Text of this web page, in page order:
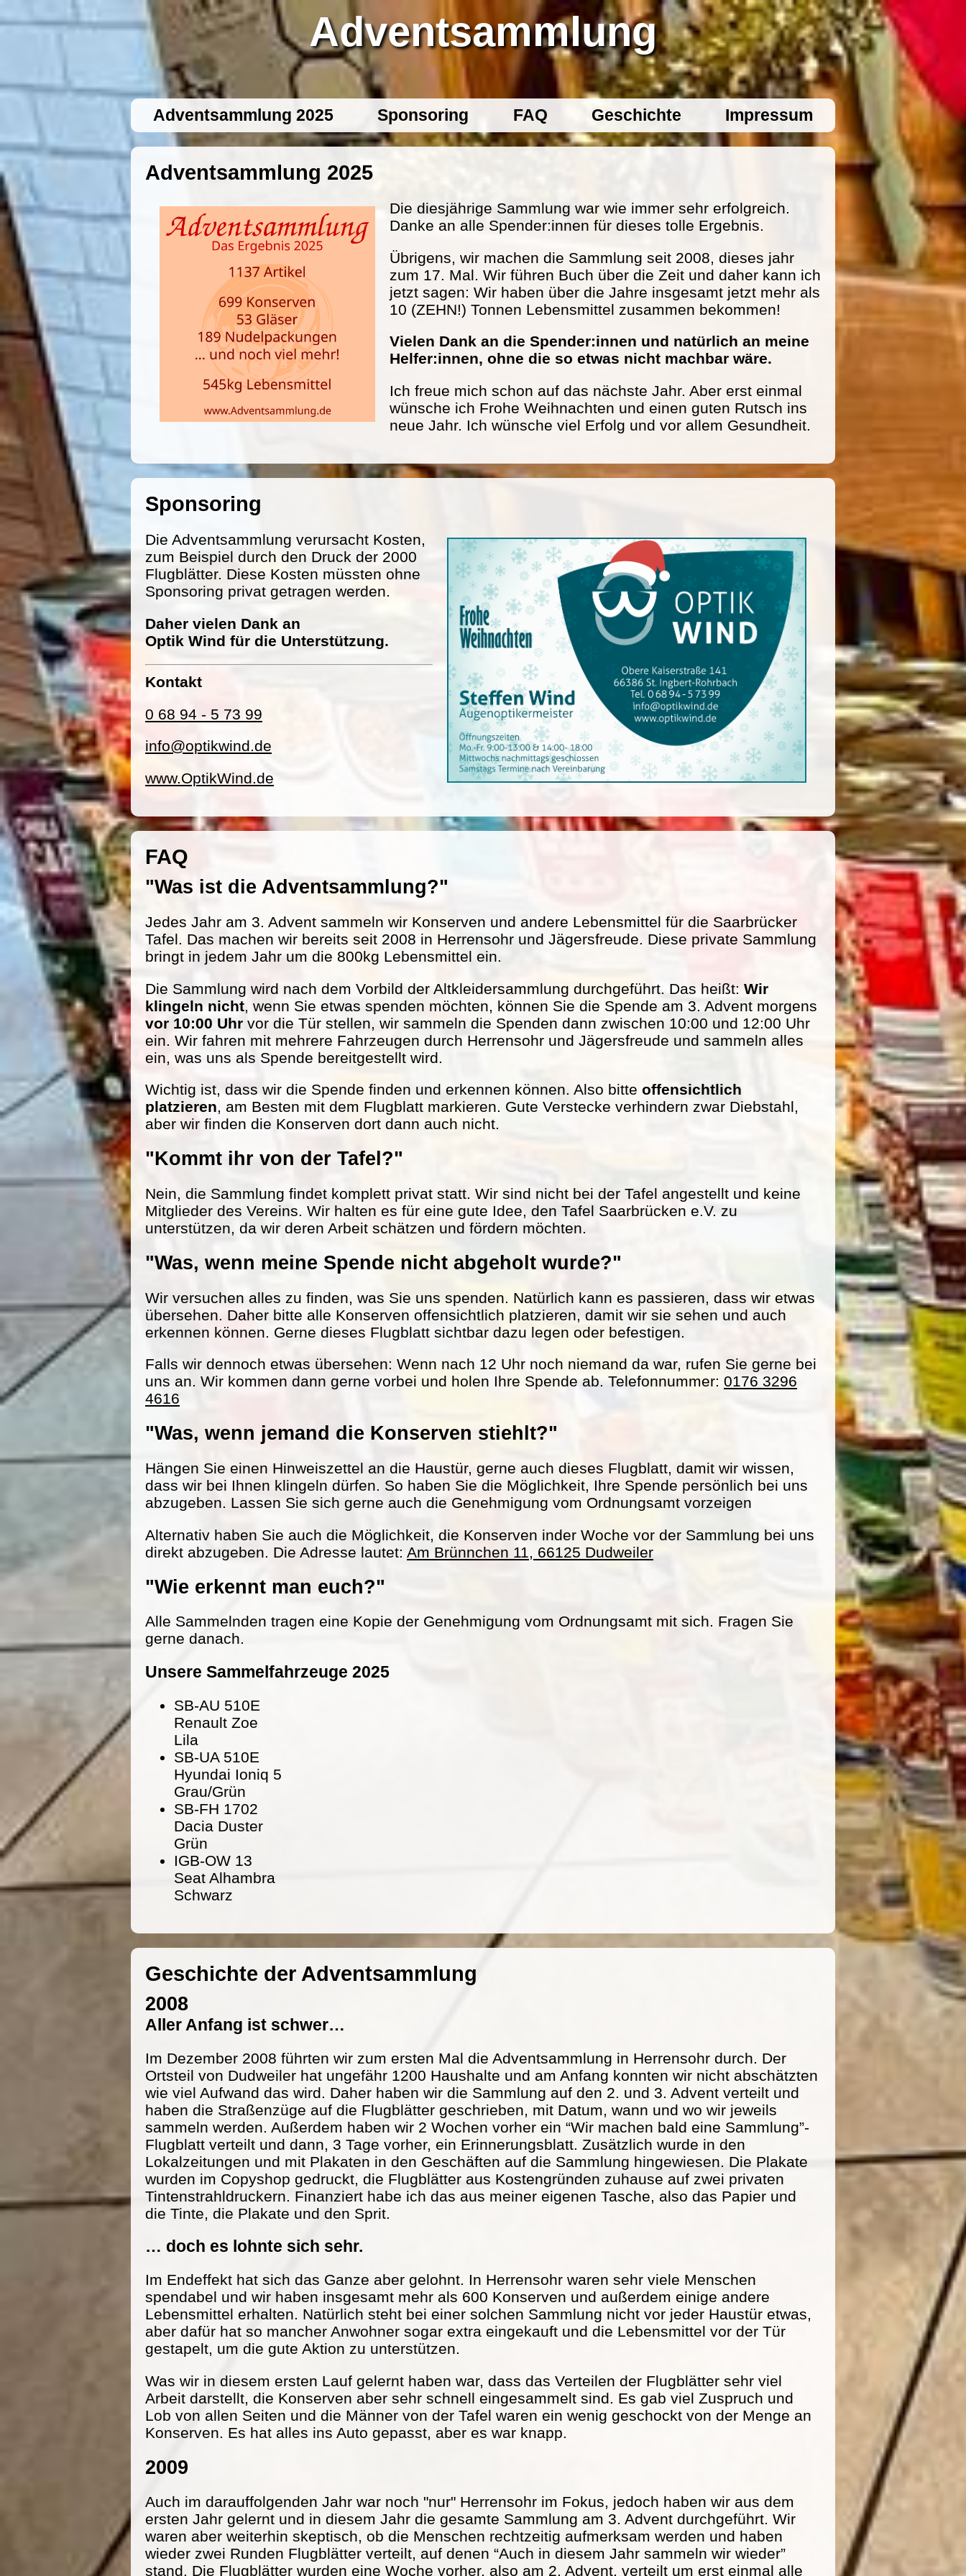
Adventsammlung
Adventsammlung 2025 Sponsoring FAQ Geschichte Impressum
Adventsammlung 2025
Die diesjährige Sammlung war wie immer sehr erfolgreich.
Danke an alle Spender:innen für dieses tolle Ergebnis.
Übrigens, wir machen die Sammlung seit 2008, dieses jahr
zum 17. Mal. Wir führen Buch über die Zeit und daher kann ich
jetzt sagen: Wir haben über die Jahre insgesamt jetzt mehr als
10 (ZEHN!) Tonnen Lebensmittel zusammen bekommen!
Vielen Dank an die Spender:innen und natürlich an meine
Helfer:innen, ohne die so etwas nicht machbar wäre.
Ich freue mich schon auf das nächste Jahr. Aber erst einmal
wünsche ich Frohe Weihnachten und einen guten Rutsch ins
neue Jahr. Ich wünsche viel Erfolg und vor allem Gesundheit.
Sponsoring
Die Adventsammlung verursacht Kosten,
zum Beispiel durch den Druck der 2000
Flugblätter. Diese Kosten müssten ohne
Sponsoring privat getragen werden.
Daher vielen Dank an
Optik Wind für die Unterstützung.
Kontakt
0 68 94 - 5 73 99
info@optikwind.de
www.OptikWind.de
FAQ
"Was ist die Adventsammlung?"
Jedes Jahr am 3. Advent sammeln wir Konserven und andere Lebensmittel für die Saarbrücker
Tafel. Das machen wir bereits seit 2008 in Herrensohr und Jägersfreude. Diese private Sammlung
bringt in jedem Jahr um die 800kg Lebensmittel ein.
Die Sammlung wird nach dem Vorbild der Altkleidersammlung durchgeführt. Das heißt: Wir
klingeln nicht , wenn Sie etwas spenden möchten, können Sie die Spende am 3. Advent morgens
vor 10:00 Uhr vor die Tür stellen, wir sammeln die Spenden dann zwischen 10:00 und 12:00 Uhr
ein. Wir fahren mit mehrere Fahrzeugen durch Herrensohr und Jägersfreude und sammeln alles
ein, was uns als Spende bereitgestellt wird.
Wichtig ist, dass wir die Spende finden und erkennen können. Also bitte offensichtlich
platzieren, am Besten mit dem Flugblatt markieren. Gute Verstecke verhindern zwar Diebstahl,
aber wir finden die Konserven dort dann auch nicht.
"Kommt ihr von der Tafel?"
Nein, die Sammlung findet komplett privat statt. Wir sind nicht bei der Tafel angestellt und keine
Mitglieder des Vereins. Wir halten es für eine gute Idee, den Tafel Saarbrücken e.V. zu
unterstützen, da wir deren Arbeit schätzen und fördern möchten.
"Was, wenn meine Spende nicht abgeholt wurde?"
Wir versuchen alles zu finden, was Sie uns spenden. Natürlich kann es passieren, dass wir etwas
übersehen. Daher bitte alle Konserven offensichtlich platzieren, damit wir sie sehen und auch
erkennen können. Gerne dieses Flugblatt sichtbar dazu legen oder befestigen.
Falls wir dennoch etwas übersehen: Wenn nach 12 Uhr noch niemand da war, rufen Sie gerne bei
uns an. Wir kommen dann gerne vorbei und holen Ihre Spende ab. Telefonnummer: 0176 3296
4616
"Was, wenn jemand die Konserven stiehlt?"
Hängen Sie einen Hinweiszettel an die Haustür, gerne auch dieses Flugblatt, damit wir wissen,
dass wir bei Ihnen klingeln dürfen. So haben Sie die Möglichkeit, Ihre Spende persönlich bei uns
abzugeben. Lassen Sie sich gerne auch die Genehmigung vom Ordnungsamt vorzeigen
Alternativ haben Sie auch die Möglichkeit, die Konserven inder Woche vor der Sammlung bei uns
direkt abzugeben. Die Adresse lautet: Am Brünnchen 11, 66125 Dudweiler
"Wie erkennt man euch?"
Alle Sammelnden tragen eine Kopie der Genehmigung vom Ordnungsamt mit sich. Fragen Sie
gerne danach.
Unsere Sammelfahrzeuge 2025
SB-AU 510E
Renault Zoe
Lila
SB-UA 510E
Hyundai Ioniq 5
Grau/Grün
SB-FH 1702
Dacia Duster
Grün
IGB-OW 13
Seat Alhambra
Schwarz
Geschichte der Adventsammlung
2008
Aller Anfang ist schwer…
Im Dezember 2008 führten wir zum ersten Mal die Adventsammlung in Herrensohr durch. Der
Ortsteil von Dudweiler hat ungefähr 1200 Haushalte und am Anfang konnten wir nicht abschätzten
wie viel Aufwand das wird. Daher haben wir die Sammlung auf den 2. und 3. Advent verteilt und
haben die Straßenzüge auf die Flugblätter geschrieben, mit Datum, wann und wo wir jeweils
sammeln werden. Außerdem haben wir 2 Wochen vorher ein “Wir machen bald eine Sammlung”-
Flugblatt verteilt und dann, 3 Tage vorher, ein Erinnerungsblatt. Zusätzlich wurde in den
Lokalzeitungen und mit Plakaten in den Geschäften auf die Sammlung hingewiesen. Die Plakate
wurden im Copyshop gedruckt, die Flugblätter aus Kostengründen zuhause auf zwei privaten
Tintenstrahldruckern. Finanziert habe ich das aus meiner eigenen Tasche, also das Papier und
die Tinte, die Plakate und den Sprit.
… doch es lohnte sich sehr.
Im Endeffekt hat sich das Ganze aber gelohnt. In Herrensohr waren sehr viele Menschen
spendabel und wir haben insgesamt mehr als 600 Konserven und außerdem einige andere
Lebensmittel erhalten. Natürlich steht bei einer solchen Sammlung nicht vor jeder Haustür etwas,
aber dafür hat so mancher Anwohner sogar extra eingekauft und die Lebensmittel vor der Tür
gestapelt, um die gute Aktion zu unterstützen.
Was wir in diesem ersten Lauf gelernt haben war, dass das Verteilen der Flugblätter sehr viel
Arbeit darstellt, die Konserven aber sehr schnell eingesammelt sind. Es gab viel Zuspruch und
Lob von allen Seiten und die Männer von der Tafel waren ein wenig geschockt von der Menge an
Konserven. Es hat alles ins Auto gepasst, aber es war knapp.
2009
Auch im darauffolgenden Jahr war noch "nur" Herrensohr im Fokus, jedoch haben wir aus dem
ersten Jahr gelernt und in diesem Jahr die gesamte Sammlung am 3. Advent durchgeführt. Wir
waren aber weiterhin skeptisch, ob die Menschen rechtzeitig aufmerksam werden und haben
wieder zwei Runden Flugblätter verteilt, auf denen “Auch in diesem Jahr sammeln wir wieder”
stand. Die Flugblätter wurden eine Woche vorher, also am 2. Advent, verteilt um erst einmal alle